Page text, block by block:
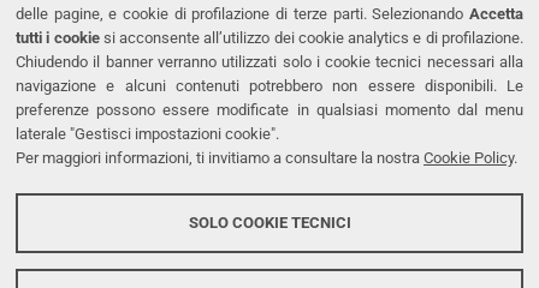
delle pagine, e cookie di profilazione di terze parti. Selezionando Accetta
tutti i cookiesi acconsente all’utilizzo dei cookie analytics e di profilazione.
Chiudendo il banner verranno utilizzati solo i cookie tecnici necessari alla
navigazione e alcuni contenuti potrebbero non essere disponibili. Le
preferenze possono essere modificate in qualsiasi momento dal menu
laterale "Gestisci impostazioni cookie".
Per maggiori informazioni, ti invitiamo a consultare la nostra Cookie Policy.
SOLO COOKIE TECNICI
Tel. +39 0532 293111
Fax. +39 0532 293031
PEC
LINKS
Accessibilità
Protezione dati personali